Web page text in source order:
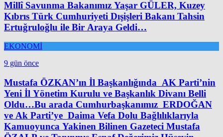
Millî Savunma Bakanımız Yaşar GÜLER, Kuzey
Kıbrıs Türk Cumhuriyeti Dışişleri Bakanı Tahsin
Ertuğruloğlu ile Bir Araya Geldi…
EKONOMİ
9 gün önce
Mustafa ÖZKAN’ın İl Başkanlığında AK Parti’nin
Yeni İl Yönetim Kurulu ve Başkanlık Divanı Belli
Oldu…Bu arada Cumhurbaşkanımız ERDOĞAN
ve Ak Parti’ye Daima Vefa Dolu Bağlılıklarıyla
Kamuoyunca Yakinen Bilinen Gazeteci Mustafa